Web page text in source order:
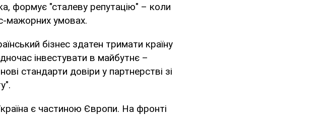
формує "сталеву репутацію" – коли
мажорних умовах.
бізнес здатен тримати країну
інвестувати в майбутнє –
стандарти довіри у партнерстві зі
є частиною Європи. На фронті